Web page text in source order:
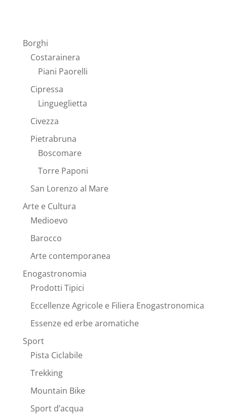
Borghi
Costarainera
Piani Paorelli
Cipressa
Lingueglietta
Civezza
Pietrabruna
Boscomare
Torre Paponi
San Lorenzo al Mare
Arte e Cultura
Medioevo
Barocco
Arte contemporanea
Enogastronomia
Prodotti Tipici
Eccellenze Agricole e Filiera Enogastronomica
Essenze ed erbe aromatiche
Sport
Pista Ciclabile
Trekking
Mountain Bike
Sport d’acqua